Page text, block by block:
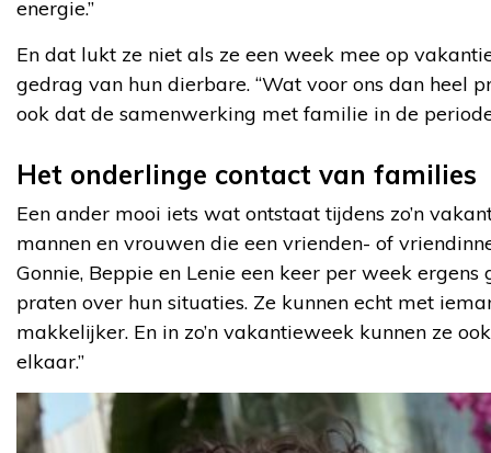
energie.”
En dat lukt ze niet als ze een week mee op
gedrag van hun dierbare. “Wat voor ons dan heel
ook dat de samenwerking met familie in de
Het onderlinge contact van families
Een ander mooi iets wat ontstaat tijdens zo’n
mannen en vrouwen die een vrienden- of
Gonnie, Beppie en Lenie een keer per week
praten over hun situaties. Ze kunnen echt met
makkelijker. En in zo’n vakantieweek kunnen ze
elkaar.”